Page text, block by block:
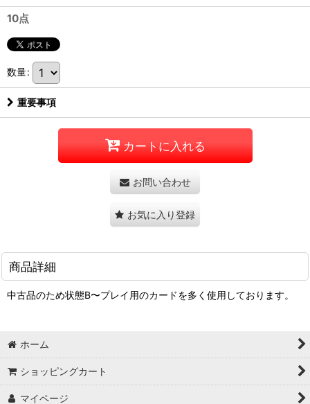
10点
数量:
重要事項
カートに入れる
お問い合わせ
お気に入り登録
商品詳細
中古品のため状態B〜プレイ用のカードを多く使用しております。
ホーム
ショッピングカート
マイページ